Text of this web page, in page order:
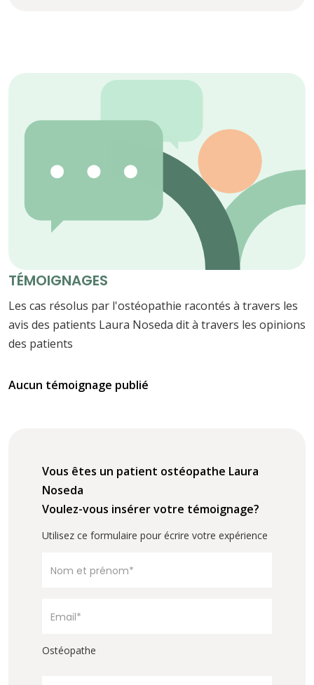
TÉMOIGNAGES
Les cas résolus par l'ostéopathie racontés à travers les
avis des patients Laura Noseda dit à travers les opinions
des patients
Aucun témoignage publié
Vous êtes un patient ostéopathe Laura
Noseda
Voulez-vous insérer votre témoignage?
Utilisez ce formulaire pour écrire votre expérience
Ostéopathe